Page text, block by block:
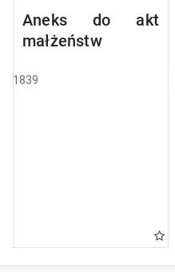
Aneks do akt
małżeństw
1839